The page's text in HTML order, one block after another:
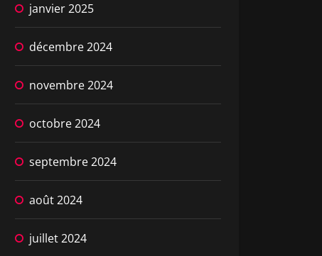
janvier 2025
décembre 2024
novembre 2024
octobre 2024
septembre 2024
août 2024
juillet 2024